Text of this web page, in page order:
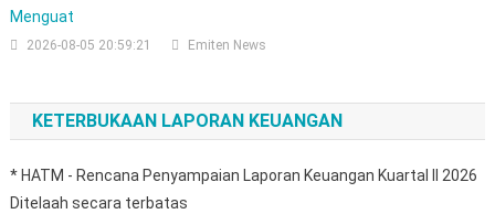
Menguat
2026-08-05 20:59:21 Emiten News
KETERBUKAAN LAPORAN KEUANGAN
* HATM - Rencana Penyampaian Laporan Keuangan Kuartal II 2026
Ditelaah secara terbatas